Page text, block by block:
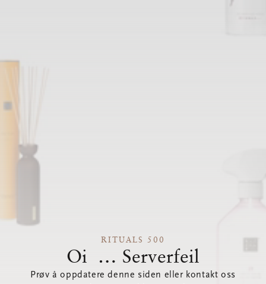
RITUALS 500
Oi … Serverfeil
Prøv å oppdatere denne siden eller kontakt oss